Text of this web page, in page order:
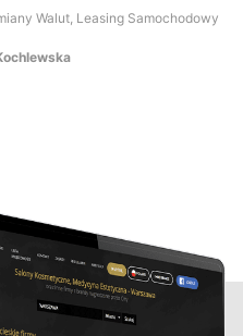
Walut, Leasing Samochodowy